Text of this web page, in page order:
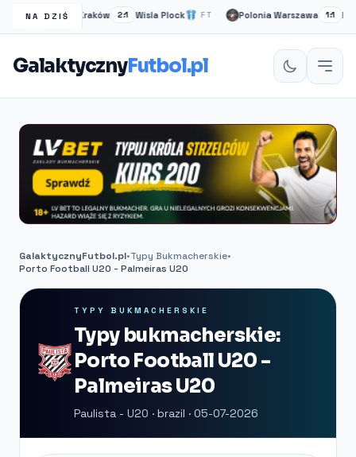
NA DZIŚ
Wisła Kraków 2:1 Wisla Plock FT Polonia Warszawa 1:1 Ruch
GalaktycznyFutbol.pl
GalaktycznyFutbol.pl•Typy Bukmacherskie•
Porto Football U20 - Palmeiras U20
TYPY BUKMACHERSKIE
Typy bukmacherskie:
Porto Football U20 -
Palmeiras U20
Paulista - U20 · brazil · 05-07-2026